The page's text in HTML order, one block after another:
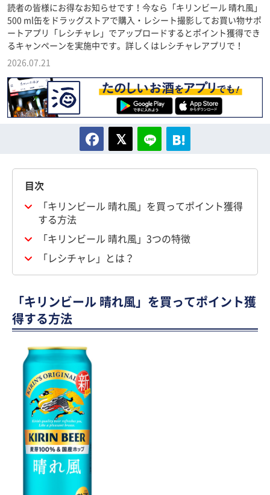
読者の皆様にお得なお知らせです！今なら「キリンビール 晴れ風」
500 ml缶をドラッグストアで購入・レシート撮影してお買い物サポ
ートアプリ「レシチャレ」でアップロードするとポイント獲得でき
るキャンペーンを実施中です。詳しくはレシチャレアプリで！
2026.07.21
目次
「キリンビール 晴れ風」を買ってポイント獲得
する方法
「キリンビール 晴れ風」3つの特徴
「レシチャレ」とは？
「キリンビール 晴れ風」を買ってポイント獲
得する方法